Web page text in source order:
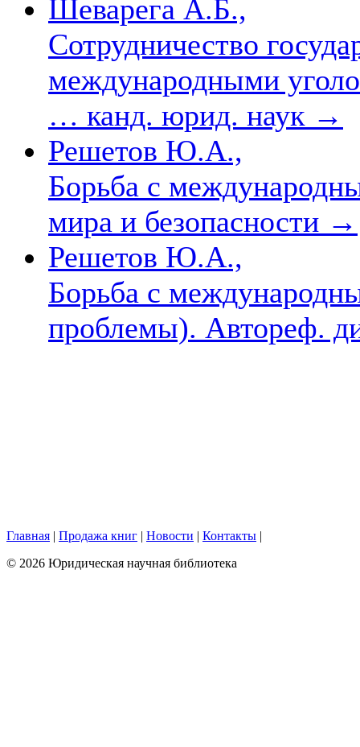
Шеварега А.Б.,
Сотрудничество
международными
… канд. юрид. наук →
Решетов Ю.А.,
Борьба с
мира и безопасности →
Решетов Ю.А.,
Борьба с
проблемы). Автореф.
Главная | Продажа книг | Новости | Контакты |
© 2026 Юридическая научная библиотека